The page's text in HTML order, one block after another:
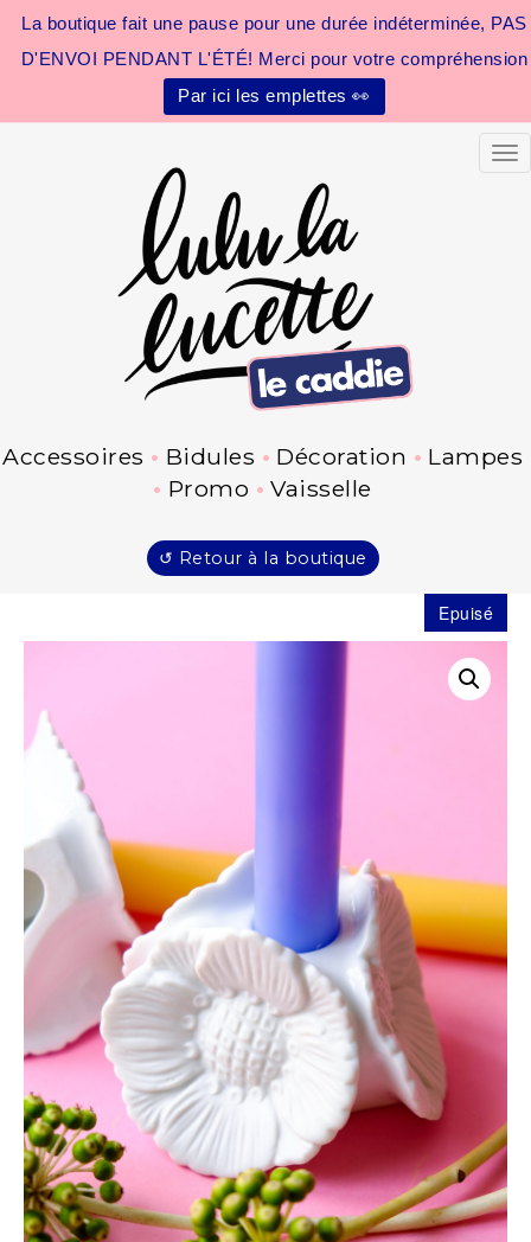
La boutique fait une pause pour une durée indéterminée, PAS
D'ENVOI PENDANT L'ÉTÉ! Merci pour votre compréhension
Par ici les emplettes 👀
Accessoires Bidules Décoration
Lampes
Promo
Vaisselle
↺ Retour à la boutique
Epuisé